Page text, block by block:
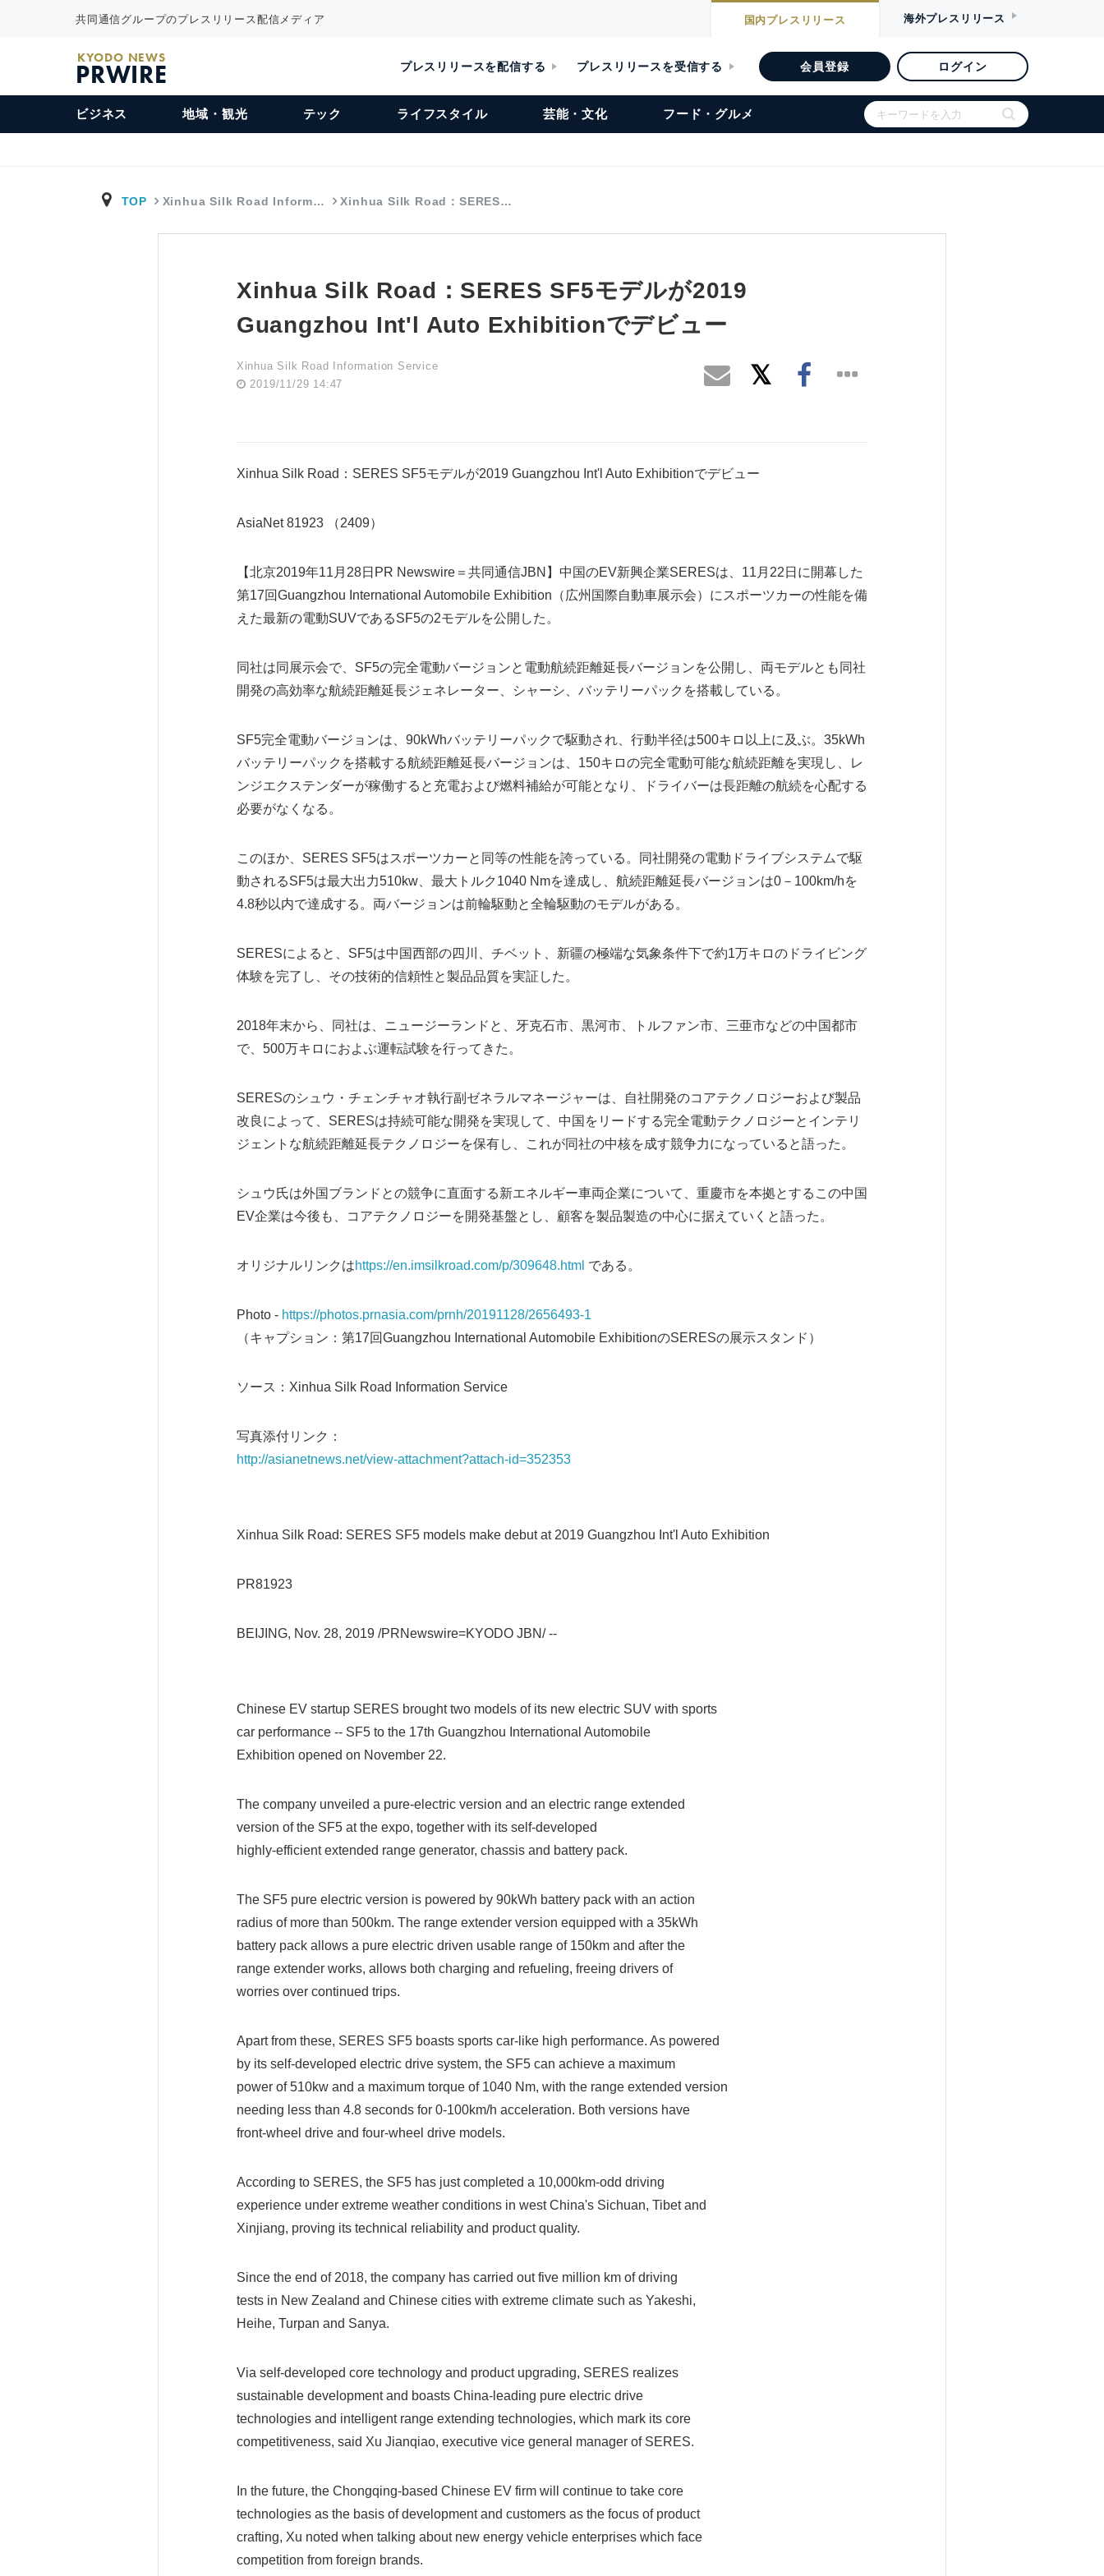
共同通信グループのプレスリリース配信メディア 国内プレスリリース 海外プレスリリース
KYODO NEWS
PRWIRE プレスリリースを配信する プレスリリースを受信する 会員登録 ログイン
ビジネス 地域・観光 テック ライフスタイル 芸能・文化 フード・グルメ
TOP Xinhua Silk Road Inform… Xinhua Silk Road：SERES…
Xinhua Silk Road：SERES SF5モデルが2019
Guangzhou Int'l Auto Exhibitionでデビュー
Xinhua Silk Road Information Service
2019/11/29 14:47
Xinhua Silk Road：SERES SF5モデルが2019 Guangzhou Int'l Auto Exhibitionでデビュー
AsiaNet 81923 （2409）
【北京2019年11月28日PR Newswire＝共同通信JBN】中国のEV新興企業SERESは、11月22日に開幕した
第17回Guangzhou International Automobile Exhibition（広州国際自動車展示会）にスポーツカーの性能を備
えた最新の電動SUVであるSF5の2モデルを公開した。
同社は同展示会で、SF5の完全電動バージョンと電動航続距離延長バージョンを公開し、両モデルとも同社
開発の高効率な航続距離延長ジェネレーター、シャーシ、バッテリーパックを搭載している。
SF5完全電動バージョンは、90kWhバッテリーパックで駆動され、行動半径は500キロ以上に及ぶ。35kWh
バッテリーパックを搭載する航続距離延長バージョンは、150キロの完全電動可能な航続距離を実現し、レ
ンジエクステンダーが稼働すると充電および燃料補給が可能となり、ドライバーは長距離の航続を心配する
必要がなくなる。
このほか、SERES SF5はスポーツカーと同等の性能を誇っている。同社開発の電動ドライブシステムで駆
動されるSF5は最大出力510kw、最大トルク1040 Nmを達成し、航続距離延長バージョンは0－100km/hを
4.8秒以内で達成する。両バージョンは前輪駆動と全輪駆動のモデルがある。
SERESによると、SF5は中国西部の四川、チベット、新疆の極端な気象条件下で約1万キロのドライビング
体験を完了し、その技術的信頼性と製品品質を実証した。
2018年末から、同社は、ニュージーランドと、牙克石市、黒河市、トルファン市、三亜市などの中国都市
で、500万キロにおよぶ運転試験を行ってきた。
SERESのシュウ・チェンチャオ執行副ゼネラルマネージャーは、自社開発のコアテクノロジーおよび製品
改良によって、SERESは持続可能な開発を実現して、中国をリードする完全電動テクノロジーとインテリ
ジェントな航続距離延長テクノロジーを保有し、これが同社の中核を成す競争力になっていると語った。
シュウ氏は外国ブランドとの競争に直面する新エネルギー車両企業について、重慶市を本拠とするこの中国
EV企業は今後も、コアテクノロジーを開発基盤とし、顧客を製品製造の中心に据えていくと語った。
オリジナルリンクはhttps://en.imsilkroad.com/p/309648.html である。
Photo - https://photos.prnasia.com/prnh/20191128/2656493-1
（キャプション：第17回Guangzhou International Automobile ExhibitionのSERESの展示スタンド）
ソース：Xinhua Silk Road Information Service
写真添付リンク：
http://asianetnews.net/view-attachment?attach-id=352353
Xinhua Silk Road: SERES SF5 models make debut at 2019 Guangzhou Int'l Auto Exhibition
PR81923
BEIJING, Nov. 28, 2019 /PRNewswire=KYODO JBN/ --
Chinese EV startup SERES brought two models of its new electric SUV with sports
car performance -- SF5 to the 17th Guangzhou International Automobile
Exhibition opened on November 22.
The company unveiled a pure-electric version and an electric range extended
version of the SF5 at the expo, together with its self-developed
highly-efficient extended range generator, chassis and battery pack.
The SF5 pure electric version is powered by 90kWh battery pack with an action
radius of more than 500km. The range extender version equipped with a 35kWh
battery pack allows a pure electric driven usable range of 150km and after the
range extender works, allows both charging and refueling, freeing drivers of
worries over continued trips.
Apart from these, SERES SF5 boasts sports car-like high performance. As powered
by its self-developed electric drive system, the SF5 can achieve a maximum
power of 510kw and a maximum torque of 1040 Nm, with the range extended version
needing less than 4.8 seconds for 0-100km/h acceleration. Both versions have
front-wheel drive and four-wheel drive models.
According to SERES, the SF5 has just completed a 10,000km-odd driving
experience under extreme weather conditions in west China's Sichuan, Tibet and
Xinjiang, proving its technical reliability and product quality.
Since the end of 2018, the company has carried out five million km of driving
tests in New Zealand and Chinese cities with extreme climate such as Yakeshi,
Heihe, Turpan and Sanya.
Via self-developed core technology and product upgrading, SERES realizes
sustainable development and boasts China-leading pure electric drive
technologies and intelligent range extending technologies, which mark its core
competitiveness, said Xu Jianqiao, executive vice general manager of SERES.
In the future, the Chongqing-based Chinese EV firm will continue to take core
technologies as the basis of development and customers as the focus of product
crafting, Xu noted when talking about new energy vehicle enterprises which face
competition from foreign brands.
Japanese